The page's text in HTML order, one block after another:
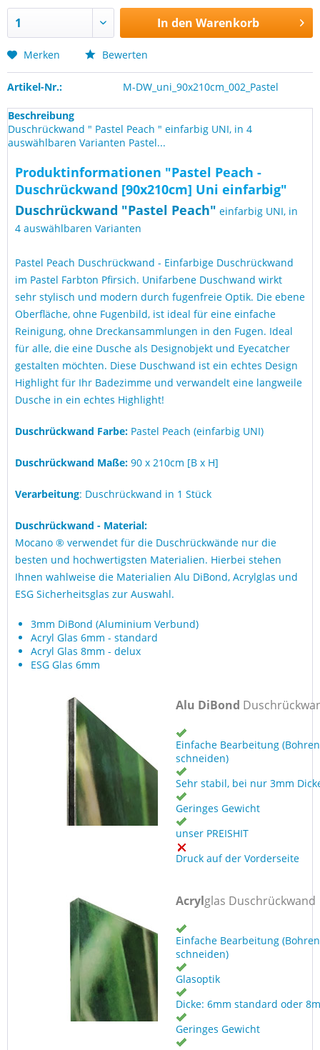
In den Warenkorb
Merken Bewerten
Artikel-Nr.: M-DW_uni_90x210cm_002_Pastel
Beschreibung
Duschrückwand " Pastel Peach " einfarbig UNI, in 4
auswählbaren Varianten Pastel...
Produktinformationen "Pastel Peach -
Duschrückwand [90x210cm] Uni einfarbig"
Duschrückwand "Pastel Peach" einfarbig UNI, in
4 auswählbaren Varianten
Pastel Peach Duschrückwand - Einfarbige Duschrückwand
im Pastel Farbton Pfirsich. Unifarbene Duschwand wirkt
sehr stylisch und modern durch fugenfreie Optik. Die ebene
Oberfläche, ohne Fugenbild, ist ideal für eine einfache
Reinigung, ohne Dreckansammlungen in den Fugen. Ideal
für alle, die eine Dusche als Designobjekt und Eyecatcher
gestalten möchten. Diese Duschwand ist ein echtes Design
Highlight für Ihr Badezimme und verwandelt eine langweile
Dusche in ein echtes Highlight!
Duschrückwand Farbe: Pastel Peach (einfarbig UNI)
Duschrückwand Maße: 90 x 210cm [B x H]
Verarbeitung: Duschrückwand in 1 Stück
Duschrückwand - Material:
Mocano ® verwendet für die Duschrückwände nur die
besten und hochwertigsten Materialien. Hierbei stehen
Ihnen wahlweise die Materialien Alu DiBond, Acrylglas und
ESG Sicherheitsglas zur Auswahl.
3mm DiBond (Aluminium Verbund)
Acryl Glas 6mm - standard
Acryl Glas 8mm - delux
ESG Glas 6mm
Alu DiBond
Einfache Bearbeitung
schneiden)
Sehr stabil, bei nur 3mm
Geringes Gewicht
unser PREISHIT
Druck auf der Vorderseite
Acrylglas Duschrückwand
Einfache Bearbeitung
schneiden)
Glasoptik
Dicke: 6mm standard oder
Geringes Gewicht